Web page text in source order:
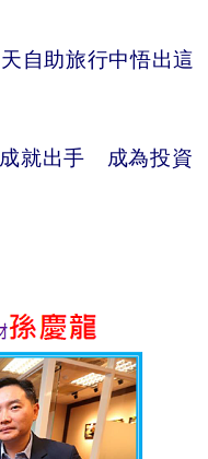
天自助旅行中悟出這
成就出手 成為投資